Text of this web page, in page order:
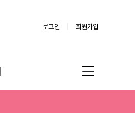
로그인 회원가입